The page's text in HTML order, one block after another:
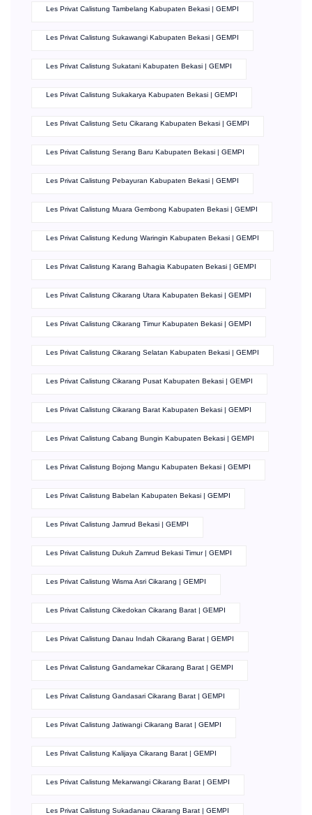
Les Privat Calistung Tambelang Kabupaten Bekasi | GEMPI
Les Privat Calistung Sukawangi Kabupaten Bekasi | GEMPI
Les Privat Calistung Sukatani Kabupaten Bekasi | GEMPI
Les Privat Calistung Sukakarya Kabupaten Bekasi | GEMPI
Les Privat Calistung Setu Cikarang Kabupaten Bekasi | GEMPI
Les Privat Calistung Serang Baru Kabupaten Bekasi | GEMPI
Les Privat Calistung Pebayuran Kabupaten Bekasi | GEMPI
Les Privat Calistung Muara Gembong Kabupaten Bekasi | GEMPI
Les Privat Calistung Kedung Waringin Kabupaten Bekasi | GEMPI
Les Privat Calistung Karang Bahagia Kabupaten Bekasi | GEMPI
Les Privat Calistung Cikarang Utara Kabupaten Bekasi | GEMPI
Les Privat Calistung Cikarang Timur Kabupaten Bekasi | GEMPI
Les Privat Calistung Cikarang Selatan Kabupaten Bekasi | GEMPI
Les Privat Calistung Cikarang Pusat Kabupaten Bekasi | GEMPI
Les Privat Calistung Cikarang Barat Kabupaten Bekasi | GEMPI
Les Privat Calistung Cabang Bungin Kabupaten Bekasi | GEMPI
Les Privat Calistung Bojong Mangu Kabupaten Bekasi | GEMPI
Les Privat Calistung Babelan Kabupaten Bekasi | GEMPI
Les Privat Calistung Jamrud Bekasi | GEMPI
Les Privat Calistung Dukuh Zamrud Bekasi Timur | GEMPI
Les Privat Calistung Wisma Asri Cikarang | GEMPI
Les Privat Calistung Cikedokan Cikarang Barat | GEMPI
Les Privat Calistung Danau Indah Cikarang Barat | GEMPI
Les Privat Calistung Gandamekar Cikarang Barat | GEMPI
Les Privat Calistung Gandasari Cikarang Barat | GEMPI
Les Privat Calistung Jatiwangi Cikarang Barat | GEMPI
Les Privat Calistung Kalijaya Cikarang Barat | GEMPI
Les Privat Calistung Mekarwangi Cikarang Barat | GEMPI
Les Privat Calistung Sukadanau Cikarang Barat | GEMPI